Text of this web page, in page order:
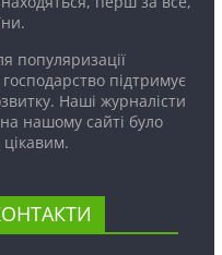
популяризації
підтримує
Наші журналісти
нашому сайті було